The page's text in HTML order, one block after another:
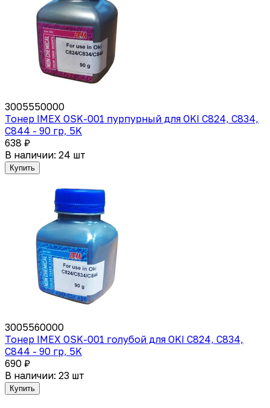
3005550000
Тонер IMEX OSK-001 пурпурный для OKI C824, C834,
C844 - 90 гр, 5K
638 ₽
В наличии: 24 шт
Купить
3005560000
Тонер IMEX OSK-001 голубой для OKI C824, C834,
C844 - 90 гр, 5K
690 ₽
В наличии: 23 шт
Купить